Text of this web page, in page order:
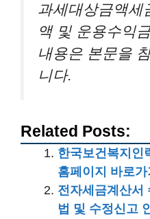
과세대상금액세
액 및 운용수익
내용은 본문을
니다.
Related Posts:
한국보건복지인
홈페이지 바로가
전자세금계산서
법 및 수정신고